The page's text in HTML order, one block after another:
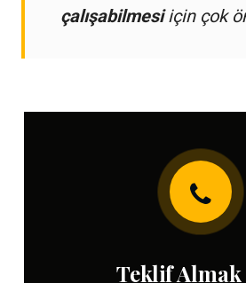
çalışabilmesiiçin çok
Teklif